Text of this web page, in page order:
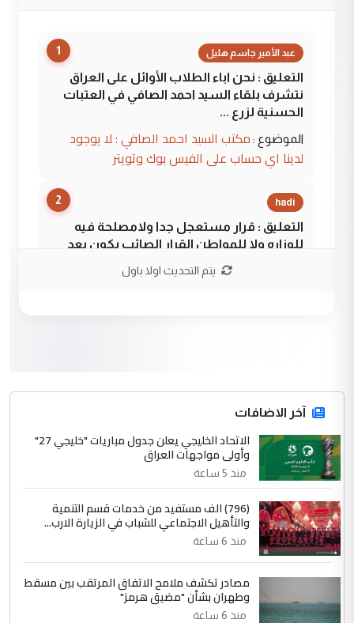
1 عبد الأمير جاسم هليل
التعليق : نحن اباء الطلاب الأوائل على العراق
نتشرف بلقاء السيد احمد الصافي في العتبات
الحسنية لزرع ...
الموضوع : مكتب السيد احمد الصافي : لا يوجود
لدينا اي حساب على الفيس بوك وتويتر
2 hadi
التعليق : قرار مستعجل جدا ولامصلحة فيه
للوزاره ولا للمواطن القرار الصائب يكون بعد
الاستماع للمدير ومغرفة ...
جنسية الرافد الثالث للعراق ومن اصول عريقة
ابا فرات ...
الموضوع :
الجواهري يرد على صدام حسين سل
مضجعيك يابن الزنا (نص كامل)
سردار
التعليق : واحد من عصابة علي ماما يسقط
جنسية الرافد الثالث للعراق ومن اصول عريقة
ابا فرات ...
الجواهري يرد على صدام حسين سل
مضجعيك يابن الزنا (نص كامل)
يتم التحديث اولا باول
آخر الاضافات
الاتحاد الخليجي يعلن جدول مباريات "خليجي 27"
وأولى مواجهات العراق
منذ 5 ساعة
(796) الف مستفيد من خدمات قسم التنمية
والتأهيل الاجتماعي للشباب في الزيارة الارب...
منذ 6 ساعة
مصادر تكشف ملامح الاتفاق المرتقب بين مسقط
وطهران بشأن "مضيق هرمز"
منذ 6 ساعة